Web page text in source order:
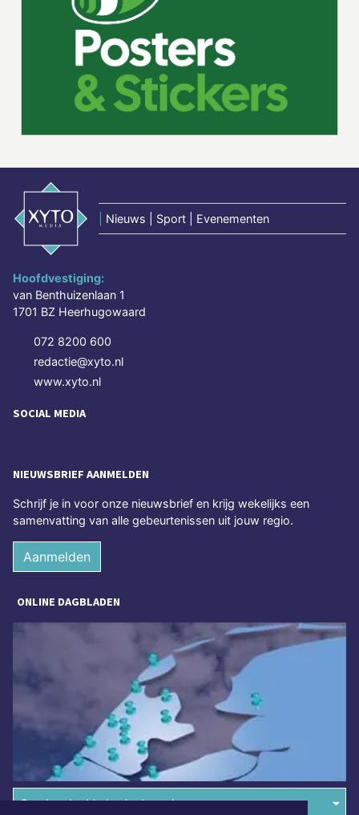
Nieuws | Sport | Evenementen
Hoofdvestiging:
van Benthuizenlaan 1
1701 BZ Heerhugowaard
072 8200 600
redactie@xyto.nl
www.xyto.nl
SOCIAL MEDIA
NIEUWSBRIEF AANMELDEN
Schrijf je in voor onze nieuwsbrief en krijg wekelijks een
samenvatting van alle gebeurtenissen uit jouw regio.
Aanmelden
ONLINE DAGBLADEN
Overige dagbladen in de regio